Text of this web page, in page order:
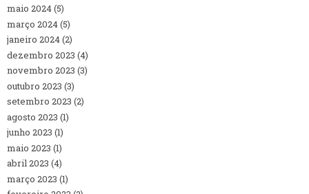
maio 2024(5)
março 2024(5)
janeiro 2024(2)
dezembro 2023 (4)
novembro 2023 (3)
outubro 2023 (3)
setembro 2023 (2)
agosto 2023 (1)
junho 2023 (1)
maio 2023 (1)
abril 2023 (4)
março 2023 (1)